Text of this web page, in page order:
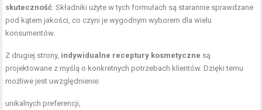
skuteczność. Składniki użyte w tych formułach są starannie sprawdzane
pod kątem jakości, co czyni je wygodnym wyborem dla wielu
konsumentów.
Z drugiej strony, indywidualne receptury kosmetyczne są
projektowane z myślą o konkretnych potrzebach klientów. Dzięki temu
możliwe jest uwzględnienie:
unikalnych preferencji,